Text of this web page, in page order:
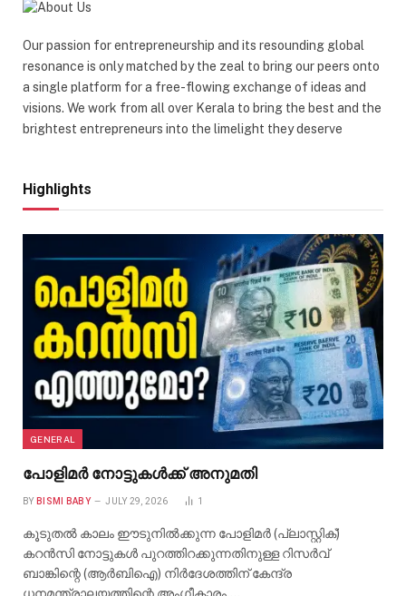
Our passion for entrepreneurship and its resounding global
resonance is only matched by the zeal to bring our peers onto
a single platform for a free-flowing exchange of ideas and
visions. We work from all over Kerala to bring the best and the
brightest entrepreneurs into the limelight they deserve
Highlights
GENERAL
പോളിമർ നോട്ടുകൾക്ക് അനുമതി
BY BISMI BABY JULY 29, 2026 1
കൂടുതൽ കാലം ഈടുനിൽക്കുന്ന പോളിമർ (പ്ലാസ്റ്റിക്)
കറൻസി നോട്ടുകൾ പുറത്തിറക്കുന്നതിനുള്ള റിസർവ്
ബാങ്കിന്റെ (ആർബിഐ) നിർദേശത്തിന് കേന്ദ്ര